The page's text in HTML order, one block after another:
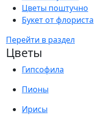
Цветы поштучно
Букет от флориста
Перейти в раздел
Цветы
Гипсофила
Пионы
Ирисы